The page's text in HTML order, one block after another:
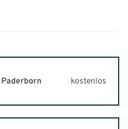
kostenlos